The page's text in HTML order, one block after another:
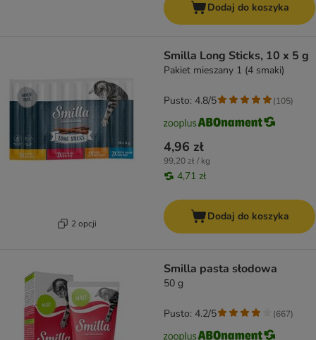
Dodaj do koszyka
2 opcji
Smilla Long Sticks, 10 x 5 g
Pakiet mieszany 1 (4 smaki)
4,96 zł
99,20 zł / kg
4,71 zł
Pusto: 4.8/5 (105)
Dodaj do koszyka
Smilla pasta słodowa
50 g
Pusto: 4.2/5 (667)